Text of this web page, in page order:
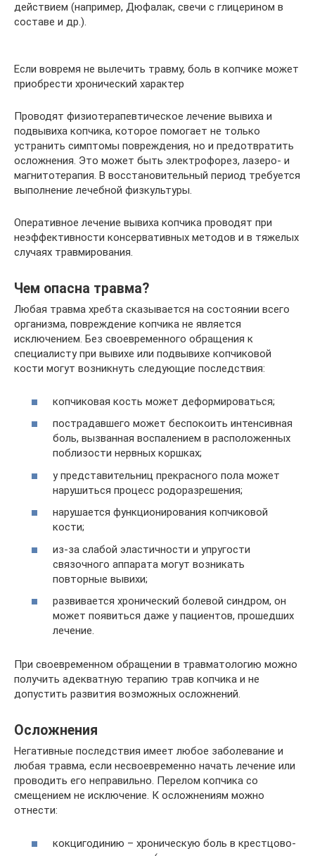
действием (например, Дюфалак, свечи с глицерином в
составе и др.).
Если вовремя не вылечить травму, боль в копчике может
приобрести хронический характер
Проводят физиотерапевтическое лечение вывиха и
подвывиха копчика, которое помогает не только
устранить симптомы повреждения, но и предотвратить
осложнения. Это может быть электрофорез, лазеро- и
магнитотерапия. В восстановительный период требуется
выполнение лечебной физкультуры.
Оперативное лечение вывиха копчика проводят при
неэффективности консервативных методов и в тяжелых
случаях травмирования.
Чем опасна травма?
Любая травма хребта сказывается на состоянии всего
организма, повреждение копчика не является
исключением. Без своевременного обращения к
специалисту при вывихе или подвывихе копчиковой
кости могут возникнуть следующие последствия:
копчиковая кость может деформироваться;
пострадавшего может беспокоить интенсивная
боль, вызванная воспалением в расположенных
поблизости нервных коршках;
у представительниц прекрасного пола может
нарушиться процесс родоразрешения;
нарушается функционирования копчиковой
кости;
из-за слабой эластичности и упругости
связочного аппарата могут возникать
повторные вывихи;
развивается хронический болевой синдром, он
может появиться даже у пациентов, прошедших
лечение.
При своевременном обращении в травматологию можно
получить адекватную терапию трав копчика и не
допустить развития возможных осложнений.
Осложнения
Негативные последствия имеет любое заболевание и
любая травма, если несвоевременно начать лечение или
проводить его неправильно. Перелом копчика со
смещением не исключение. К осложнениям можно
отнести:
кокцигодинию – хроническую боль в крестцово-